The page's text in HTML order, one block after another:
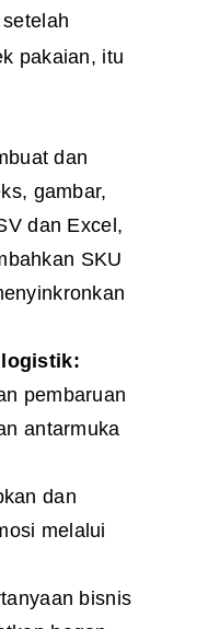
pakaian, itu
dan
gambar,
dan Excel,
SKU
logistik:
pembaruan
antarmuka
dan
melalui
bisnis